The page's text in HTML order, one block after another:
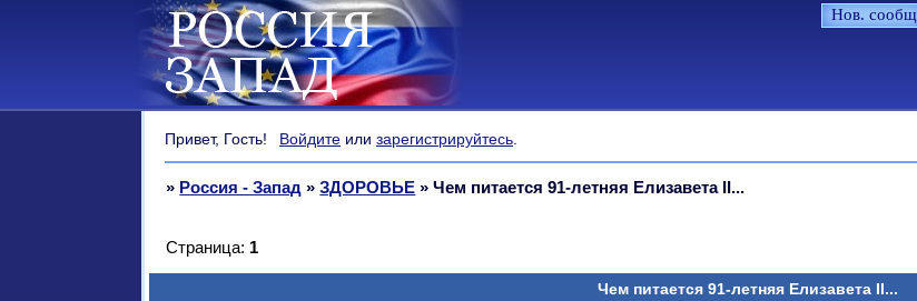
Нов. сообщ
Привет, Гость! Войдите илизарегистрируйтесь.
» Россия - Запад »ЗДОРОВЬЕ »Чем питается 91-летняя Елизавета II...
Чем питается 91-летняя Елизавета II...
Страница: 1